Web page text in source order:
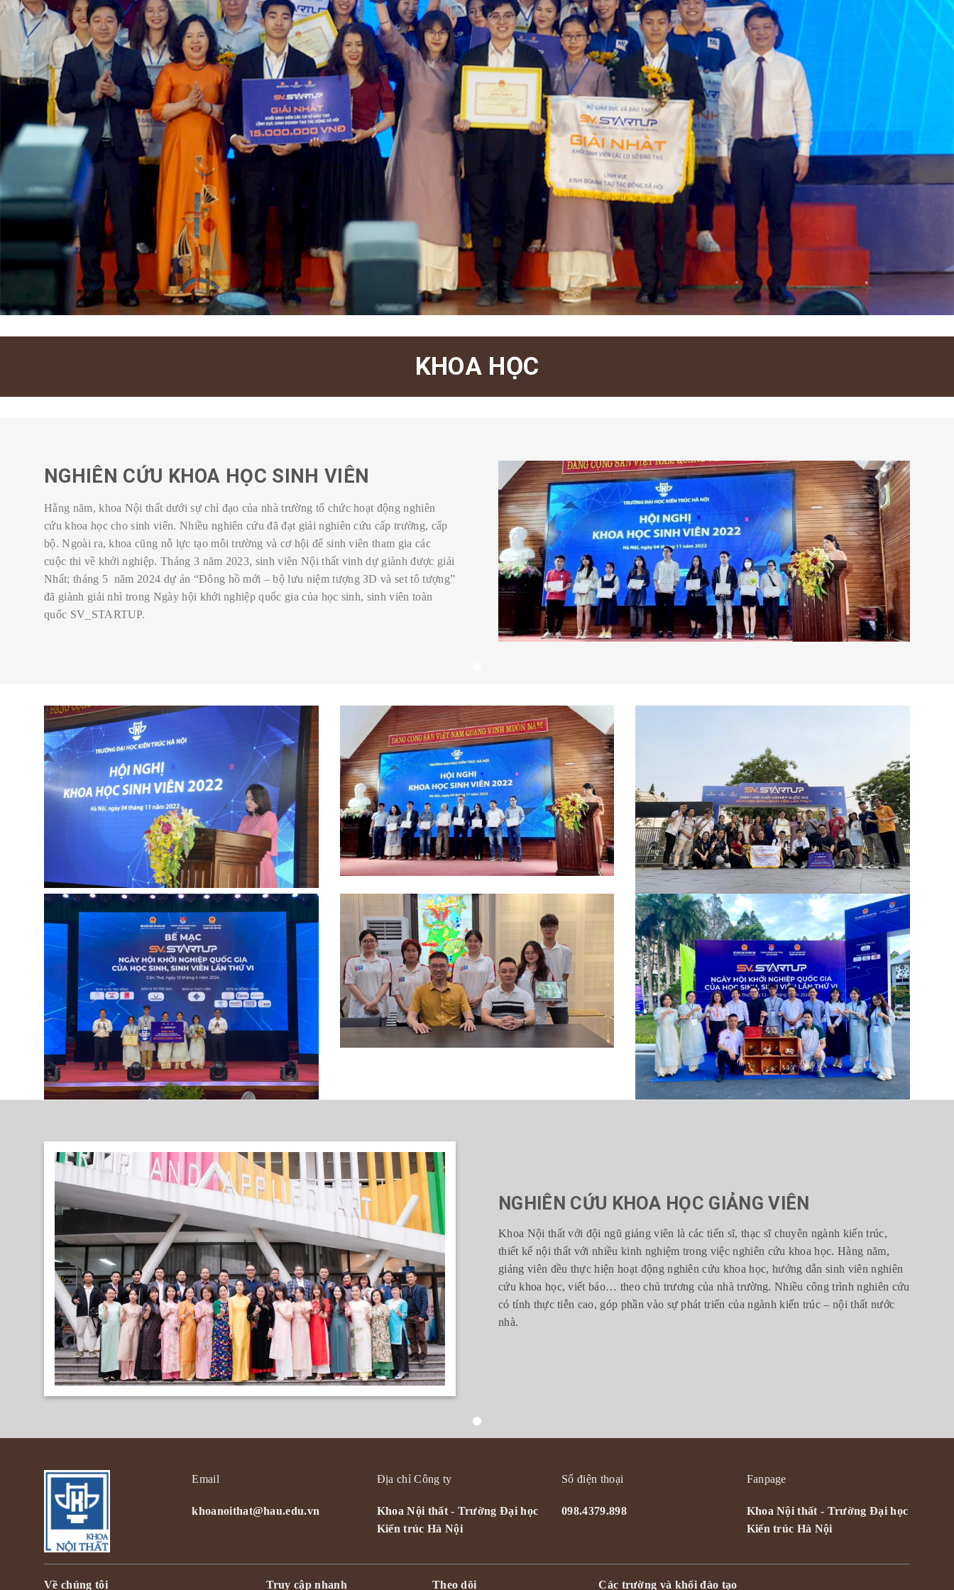
KHOA HỌC
NGHIÊN CỨU KHOA HỌC SINH VIÊN
Hằng năm, khoa Nội thất dưới sự chỉ đạo của nhà trường tổ chức hoạt động nghiên
cứu khoa học cho sinh viên. Nhiều nghiên cứu đã đạt giải nghiên cứu cấp trường, cấp
bộ. Ngoài ra, khoa cũng nỗ lực tạo môi trường và cơ hội để sinh viên tham gia các
cuộc thi về khởi nghiệp. Tháng 3 năm 2023, sinh viên Nội thất vinh dự giành được giải
Nhất; tháng 5 năm 2024 dự án “Đông hồ mới – bộ lưu niệm tượng 3D và set tô tượng”
đã giành giải nhì trong Ngày hội khởi nghiệp quốc gia của học sinh, sinh viên toàn
quốc SV_STARTUP.
NGHIÊN CỨU KHOA HỌC GIẢNG VIÊN
Khoa Nội thất với đội ngũ giảng viên là các tiến sĩ, thạc sĩ chuyên ngành kiến trúc,
thiết kế nội thất với nhiều kinh nghiệm trong việc nghiên cứu khoa học. Hàng năm,
giảng viên đều thực hiện hoạt động nghiên cứu khoa học, hướng dẫn sinh viên nghiên
cứu khoa học, viết báo… theo chủ trương của nhà trường. Nhiều công trình nghiên cứu
có tính thực tiễn cao, góp phần vào sự phát triển của ngành kiến trúc – nội thất nước
nhà.
Email
khoanoithat@hau.edu.vn
Địa chỉ Công ty
Khoa Nội thất - Trường Đại học
Kiến trúc Hà Nội
Số điện thoại
098.4379.898
Fanpage
Khoa Nội thất - Trường Đại học
Kiến trúc Hà Nội
Về chúng tôi Truy cập nhanh Theo dõi Các trường và khối đào tạo